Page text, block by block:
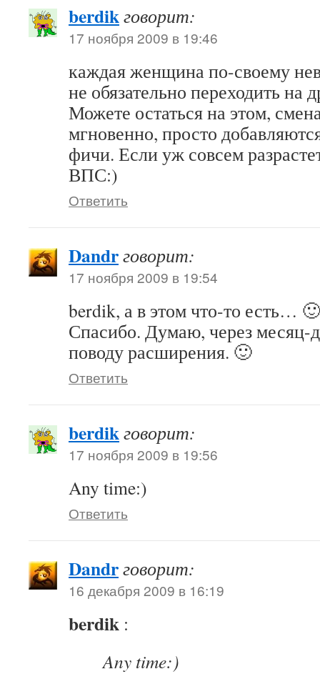
berdikговорит:
17 ноября 2009 в 19:46
каждая женщина по-своему
не обязательно переходить на
Можете остаться на этом,
мгновенно, просто
фичи. Если уж совсем
ВПС:)
Ответить
Dandrговорит:
17 ноября 2009 в 19:54
berdik, а в этом что-то есть… 🙂
Спасибо. Думаю, через месяц-
поводу расширения. 🙂
Ответить
berdikговорит:
17 ноября 2009 в 19:56
Any time:)
Ответить
Dandrговорит:
16 декабря 2009 в 16:19
berdik :
Any time:)